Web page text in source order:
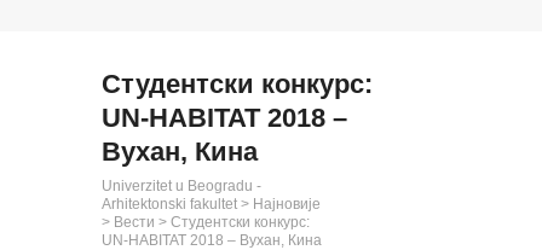
Студентски конкурс:
UN-HABITAT 2018 –
Вухан, Кина
Univerzitet u Beogradu -
Arhitektonski fakultet > Најновије
> Вести > Студентски конкурс:
UN-HABITAT 2018 – Вухан, Кина